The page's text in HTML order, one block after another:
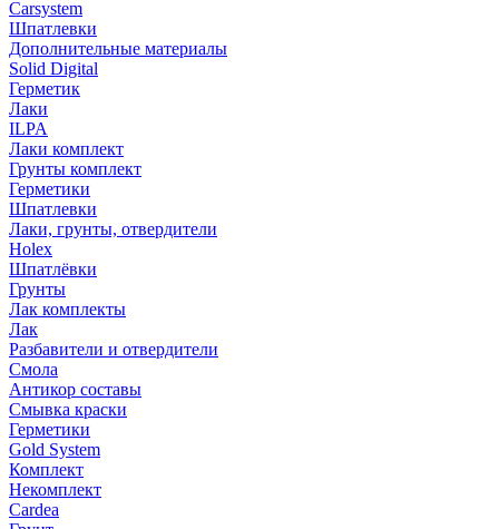
Carsystem
Шпатлевки
Дополнительные материалы
Solid Digital
Герметик
Лаки
ILPA
Лаки комплект
Грунты комплект
Герметики
Шпатлевки
Лаки, грунты, отвердители
Holex
Шпатлёвки
Грунты
Лак комплекты
Лак
Разбавители и отвердители
Смола
Антикор составы
Смывка краски
Герметики
Gold System
Комплект
Некомплект
Cardea